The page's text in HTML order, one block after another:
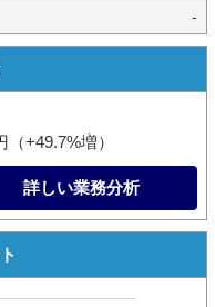
-
+49.7%増）
詳しい業務分析